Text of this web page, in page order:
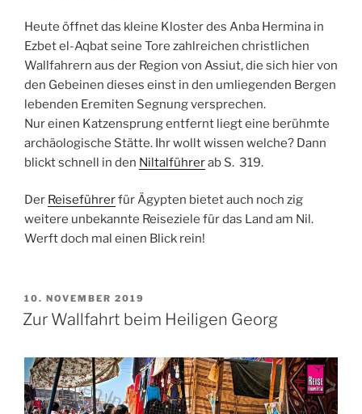
Heute öffnet das kleine Klosterdes Anba Hermina in
Ezbet el-Aqbat seine Tore zahlreichen christlichen
Wallfahrern aus der Region von Assiut, die sich hier von
den Gebeinen dieses einst in den umliegenden Bergen
lebenden Eremiten Segnung versprechen.
Nur einen Katzensprung entfernt liegt eine berühmte
archäologische Stätte. Ihr wollt wissen welche? Dann
blickt schnell in den Niltalführerab S. 319.
Der Reiseführerfür Ägypten bietet auch noch zig
weitere unbekannte Reiseziele für das Land am Nil.
Werft doch mal einen Blick rein!
VERÖFFENTLICHT
AM
10. NOVEMBER 2019
Zur Wallfahrt beim Heiligen Georg